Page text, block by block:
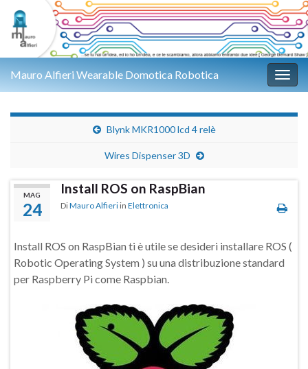
Mauro Alfieri Wearable Domotica Robotica
Blynk MKR1000 lcd 4 relè
Wires Dispenser 3D
MAG
24
Install ROS on RaspBian
DiMauro Alfieri in Elettronica
Install ROS on RaspBian ti è utile se desideri installare ROS (
Robotic Operating System ) su una distribuzione standard
per Raspberry Pi come Raspbian.